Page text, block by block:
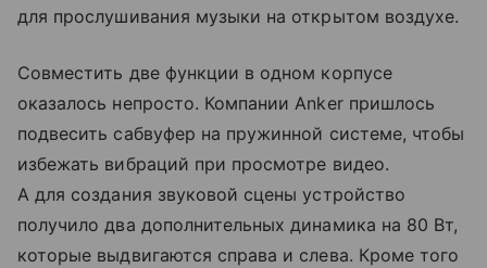
для прослушивания музыки на открытом воздухе.
Совместить две функции в одном корпусе
оказалось непросто. Компании Anker пришлось
подвесить сабвуфер на пружинной системе, чтобы
избежать вибраций при просмотре видео.
А для создания звуковой сцены устройство
получило два дополнительных динамика на 80 Вт,
которые выдвигаются справа и слева. Кроме того